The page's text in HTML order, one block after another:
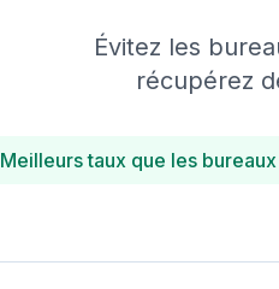
Évitez les
récupérez
Meilleurs taux que les